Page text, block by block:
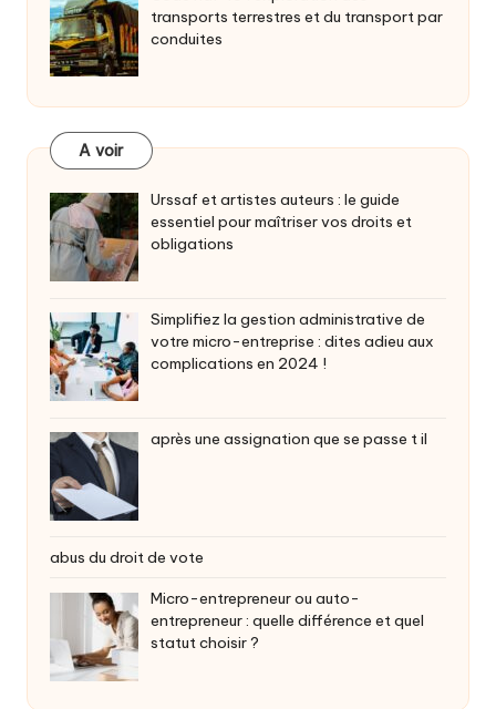
transports terrestres et du transport par
conduites
A voir
Urssaf et artistes auteurs : le guide
essentiel pour maîtriser vos droits et
obligations
Simplifiez la gestion administrative de
votre micro-entreprise : dites adieu aux
complications en 2024 !
après une assignation que se passe t il
abus du droit de vote
Micro-entrepreneur ou auto-
entrepreneur : quelle différence et quel
statut choisir ?